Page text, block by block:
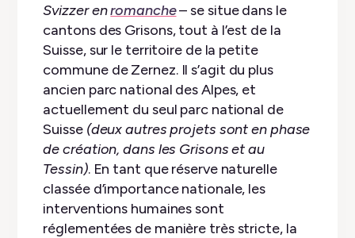
Svizzer enromanche– se situe dans le
cantons des Grisons, tout à l’est de la
Suisse, sur le territoire de la petite
commune de Zernez. Il s’agit du plus
ancien parc national des Alpes, et
actuellement du seul parc national de
Suisse (deux autres projets sont en phase
de création, dans les Grisons et au
Tessin). En tant que réserve naturelle
classée d’importance nationale, les
interventions humaines sont
réglementées de manière très stricte, la